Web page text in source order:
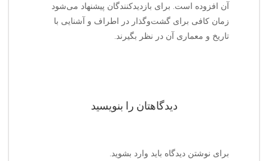
آن افزوده است. برای بازدیدکنندگان پیشنهاد می‌شود
زمان کافی برای گشت‌وگذار در اطراف و آشنایی با
تاریخ و معماری آن در نظر بگیرند.
دیدگاهتان را بنویسید
برای نوشتن دیدگاه باید وارد بشوید